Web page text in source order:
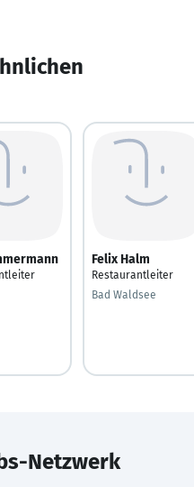
Felix Halm
Restaurantleiter
Bad Waldsee
Netzwerk